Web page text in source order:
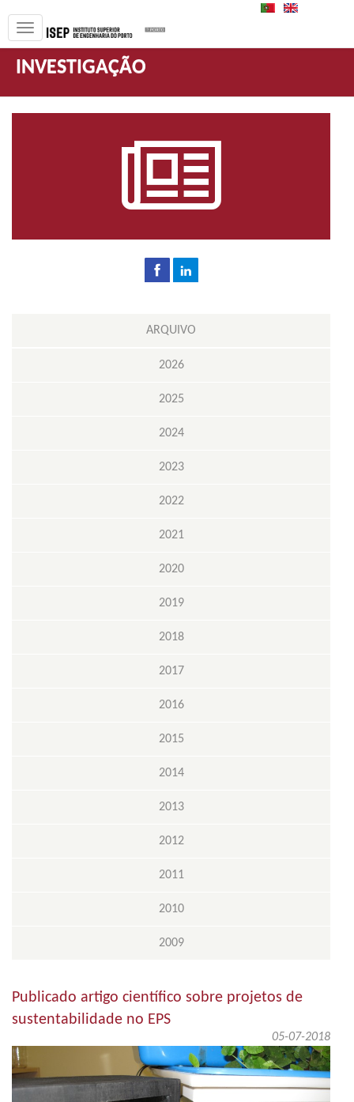
PT
INVESTIGAÇÃO
ARQUIVO
2026
2025
2024
2023
2022
2021
2020
2019
2018
2017
2016
2015
2014
2013
2012
2011
2010
2009
Publicado artigo científico sobre projetos de
sustentabilidade no EPS
05-07-2018